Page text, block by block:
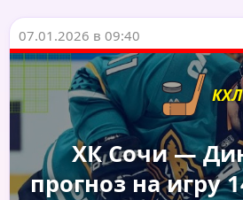
07.01.2026 в 09:40
КХЛ
ХК Сочи —
прогноз на игру